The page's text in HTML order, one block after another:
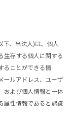
下、当法人)は、個人
生存する個人に関する
ることができる情
ールアドレス、ユーザ
および個人情報と一体
属性情報であると認識